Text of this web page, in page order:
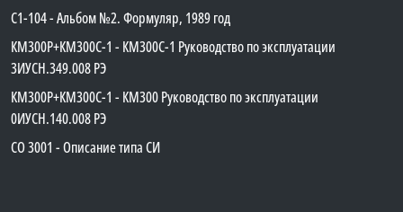
C1-104 - Альбом №2. Формуляр, 1989 год
КМ300Р+КМ300С-1 - КМ300C-1 Руководство по эксплуатации
3ИУСН.349.008 РЭ
КМ300Р+КМ300С-1 - КМ300 Руководство по эксплуатации
0ИУСН.140.008 РЭ
СО 3001 - Описание типа СИ